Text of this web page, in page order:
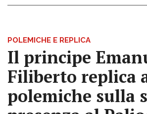
POLEMICHE E REPLICA
Il principe
Filiberto replica
polemiche sulla